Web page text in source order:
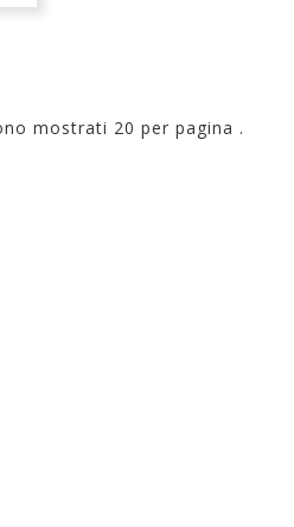
mostrati 20 per pagina .